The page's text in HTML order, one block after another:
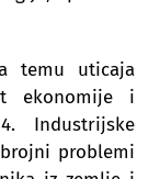
temu uticaja
ekonomije i
Industrijske
problemi